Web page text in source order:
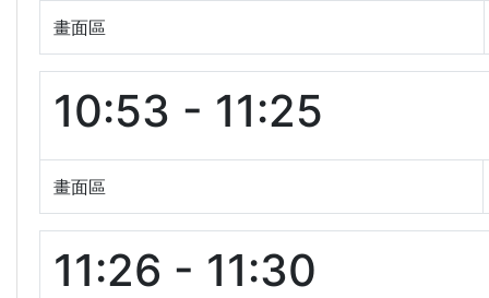
畫面區
10:53 - 11:25
畫面區
11:26 - 11:30